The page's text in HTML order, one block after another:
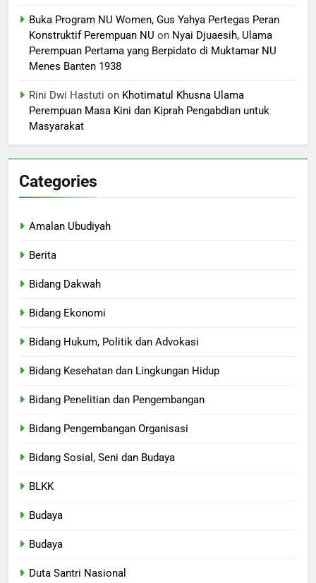
Buka Program NU Women, Gus Yahya Pertegas Peran
Konstruktif Perempuan NU on Nyai Djuaesih, Ulama
Perempuan Pertama yang Berpidato di Muktamar NU
Menes Banten 1938
Rini Dwi Hastuti on Khotimatul Khusna Ulama
Perempuan Masa Kini dan Kiprah Pengabdian untuk
Masyarakat
Categories
Amalan Ubudiyah
Berita
Bidang Dakwah
Bidang Ekonomi
Bidang Hukum, Politik dan Advokasi
Bidang Kesehatan dan Lingkungan Hidup
Bidang Penelitian dan Pengembangan
Bidang Pengembangan Organisasi
Bidang Sosial, Seni dan Budaya
BLKK
Budaya
Budaya
Duta Santri Nasional